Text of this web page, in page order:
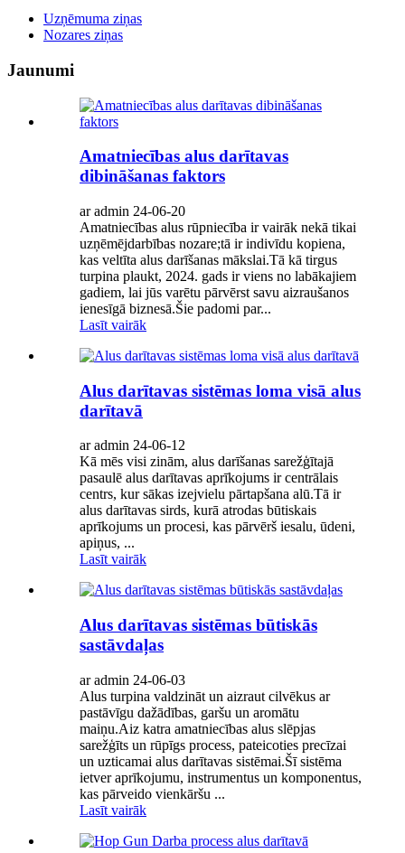
Uzņēmuma ziņas
Nozares ziņas
Jaunumi
Amatniecības alus darītavas
dibināšanas faktors
ar admin 24-06-20
Amatniecības alus rūpniecība ir vairāk nekā tikai
uzņēmējdarbības nozare;tā ir indivīdu kopiena,
kas veltīta alus darīšanas mākslai.Tā kā tirgus
turpina plaukt, 2024. gads ir viens no labākajiem
gadiem, lai jūs varētu pārvērst savu aizraušanos
ienesīgā biznesā.Šie padomi par...
Lasīt vairāk
Alus darītavas sistēmas loma visā alus
darītavā
ar admin 24-06-12
Kā mēs visi zinām, alus darīšanas sarežģītajā
pasaulē alus darītavas aprīkojums ir centrālais
centrs, kur sākas izejvielu pārtapšana alū.Tā ir
alus darītavas sirds, kurā atrodas būtiskais
aprīkojums un procesi, kas pārvērš iesalu, ūdeni,
apiņus, ...
Lasīt vairāk
Alus darītavas sistēmas būtiskās
sastāvdaļas
ar admin 24-06-03
Alus turpina valdzināt un aizraut cilvēkus ar
pastāvīgu dažādības, garšu un aromātu
maiņu.Aiz katra amatniecības alus slēpjas
sarežģīts un rūpīgs process, pateicoties precīzai
un uzticamai alus darītavas sistēmai.Šī sistēma
ietver aprīkojumu, instrumentus un komponentus,
kas pārveido vienkāršu ...
Lasīt vairāk